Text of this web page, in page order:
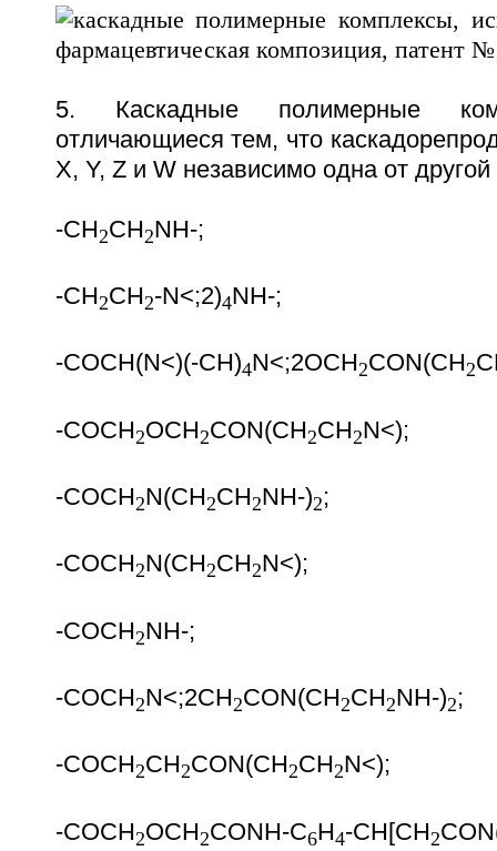
5. Каскадные полимерные
отличающиеся тем, что
X, Y, Z и W независимо одна от
-CH2CH2NH-;
-CH2CH2-N<;2)4NH-;
-COCH(N<)(-CH )4N<;2OCH 2CON(CH 2
-COCH2OCH2CON(CH2CH2N<);
-COCH2N(CH2CH2NH-)2;
-COCH2N(CH2CH2N<);
-COCH2NH-;
-COCH2N<;2CH2CON(CH2CH2NH-)2;
-COCH2CH2CON(CH2CH2N<);
-COCH2OCH2CONH-C6H4-CH[CH2